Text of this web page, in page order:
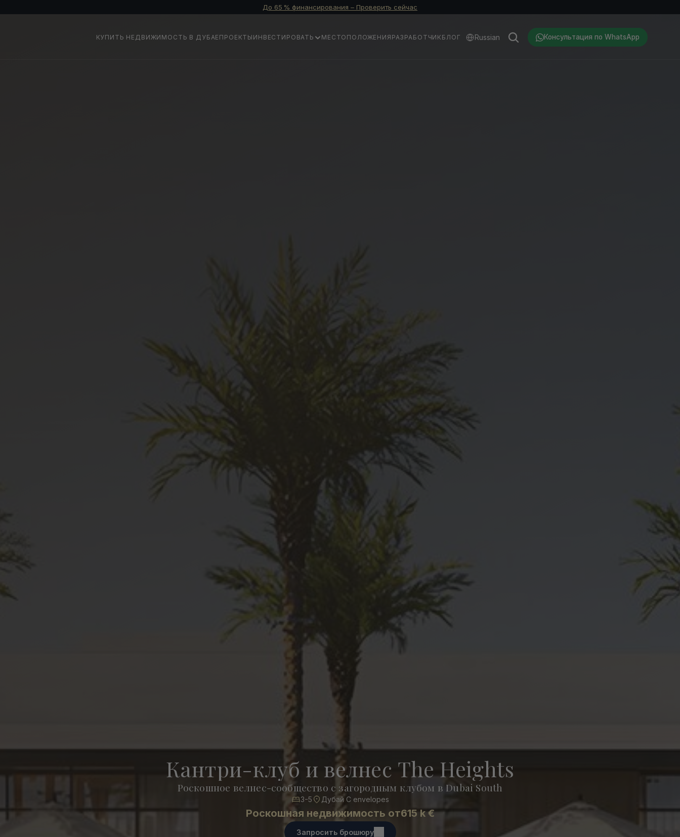
До 65 % финансирования – Проверить сейчас
КУПИТЬ НЕДВИЖИМОСТЬ В ДУБАЕ ПРОЕКТЫ ИНВЕСТИРОВАТЬ МЕСТОПОЛОЖЕНИЯ РАЗРАБОТЧИК БЛОГ Russian Консультация по WhatsApp
Кантри-клуб и велнес The Heights
Роскошное велнес-сообщество с загородным клубом в Dubai South
3-5 Дубай С envelopes
Роскошная недвижимость от615 k €
Запросить брошюру